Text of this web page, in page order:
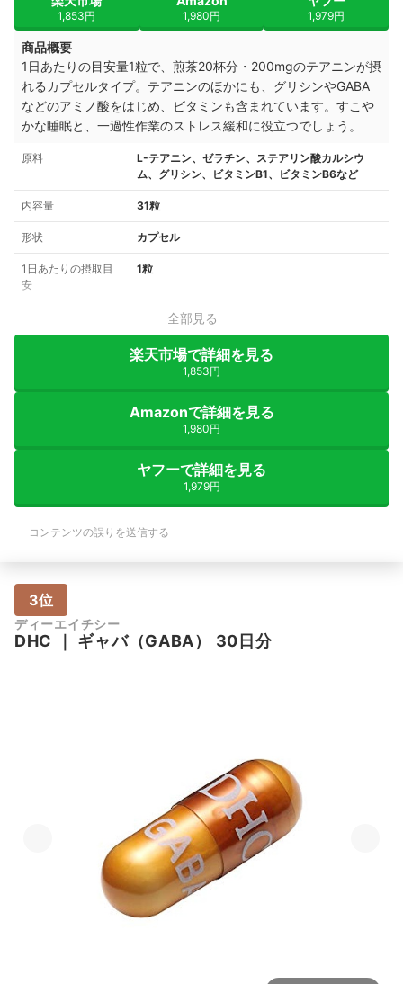
1,853円 1,980円 1,979円
商品概要
1日あたりの目安量1粒で、煎茶20杯分・200mgのテアニンが摂
れるカプセルタイプ。テアニンのほかにも、グリシンやGABA
などのアミノ酸をはじめ、ビタミンも含まれています。すこや
かな睡眠と、一過性作業のストレス緩和に役立つでしょう。
原料
L-テアニン、ゼラチン、ステアリン酸カルシウ
ム、グリシン、ビタミンB1、ビタミンB6など
内容量 31粒
形状 カプセル
1日あたりの摂取目
安
1粒
全部見る
楽天市場で詳細を見る
1,853円
Amazonで詳細を見る
1,980円
ヤフーで詳細を見る
1,979円
コンテンツの誤りを送信する
3位
ディーエイチシー
DHC ギャバ（GABA） 30日分